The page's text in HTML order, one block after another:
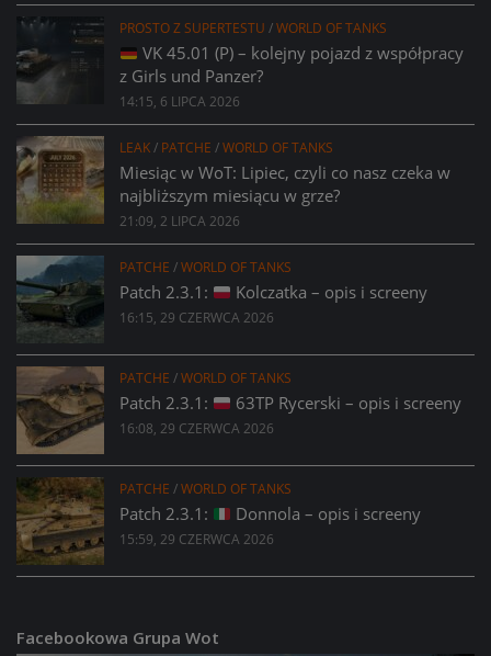
PROSTO Z SUPERTESTU /WORLD OF TANKS
VK 45.01 (P) – kolejny pojazd z współpracy
z Girls und Panzer?
14:15, 6 LIPCA 2026
LEAK/ PATCHE /WORLD OF TANKS
Miesiąc w WoT: Lipiec, czyli co nasz czeka w
najbliższym miesiącu w grze?
21:09, 2 LIPCA 2026
PATCHE /WORLD OF TANKS
Patch 2.3.1: Kolczatka – opis i screeny
16:15, 29 CZERWCA 2026
PATCHE /WORLD OF TANKS
Patch 2.3.1: 63TP Rycerski – opis i screeny
16:08, 29 CZERWCA 2026
PATCHE /WORLD OF TANKS
Patch 2.3.1: Donnola – opis i screeny
15:59, 29 CZERWCA 2026
Facebookowa Grupa Wot